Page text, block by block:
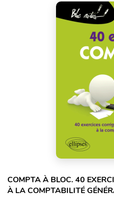
COMPTA À BLOC. 40
À LA COMPTABILITÉ